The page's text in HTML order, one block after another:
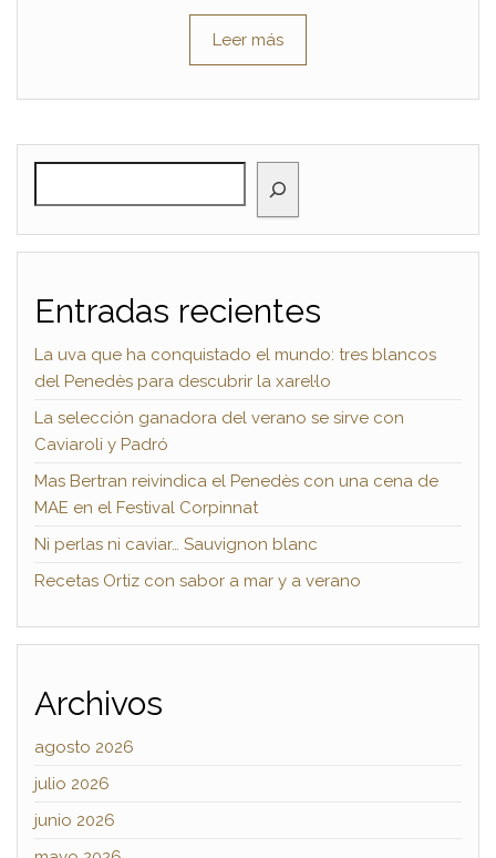
Leer más
Entradas recientes
La uva que ha conquistado el mundo: tres blancos
del Penedès para descubrir la xarel·lo
La selección ganadora del verano se sirve con
Caviaroli y Padró
Mas Bertran reivindica el Penedès con una cena de
MAE en el Festival Corpinnat
Ni perlas ni caviar… Sauvignon blanc
Recetas Ortiz con sabor a mar y a verano
Archivos
agosto 2026
julio 2026
junio 2026